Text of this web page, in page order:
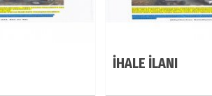
İHALE İLANI